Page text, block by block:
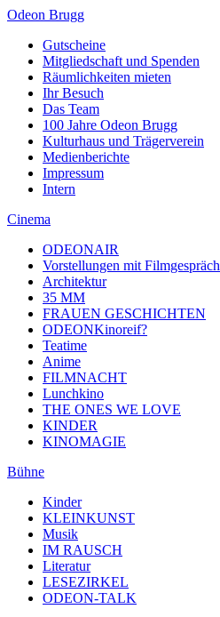
Odeon Brugg
Gutscheine
Mitgliedschaft und Spenden
Räumlichkeiten mieten
Ihr Besuch
Das Team
100 Jahre Odeon Brugg
Kulturhaus und Trägerverein
Medienberichte
Impressum
Intern
Cinema
ODEONAIR
Vorstellungen mit Filmgespräch
Architektur
35 MM
FRAUEN GESCHICHTEN
ODEONKinoreif?
Teatime
Anime
FILMNACHT
Lunchkino
THE ONES WE LOVE
KINDER
KINOMAGIE
Bühne
Kinder
KLEINKUNST
Musik
IM RAUSCH
Literatur
LESEZIRKEL
ODEON-TALK